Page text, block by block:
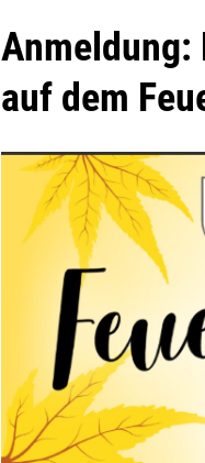
Anmeldung:
auf dem